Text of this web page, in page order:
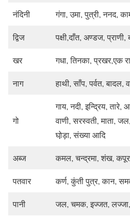
नंदिनी गंगा, उमा, पुत्री, ननद,
द्विज पक्षी,दाँत, अण्डज, प्राणी,
खर गधा, तिनका, प्रखर,एक
नाग हाथी, साँप, पर्वत, बादल,
गो
गाय, नदी, इन्द्रिय, तारे,
वाणी, सरस्वती, माता,
घो़ड़ा, संख्या आदि
अब्ज कमल, चन्द्रमा, शंख, कपूर
पतवार कर्ण, कुंती पुत्र, कान,
पानी जल, चमक, इज्जत, लज्जा,